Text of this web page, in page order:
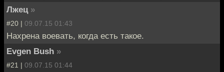
Лжец »
#20 | 09.07.15 01:43
Нахрена воевать, когда есть такое.
Evgen Bush »
#21 | 09.07.15 01:44